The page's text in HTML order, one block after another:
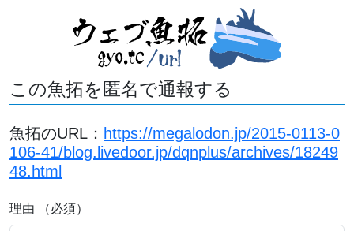
この魚拓を匿名で通報する
魚拓のURL： https://megalodon.jp/2015-0113-0
106-41/blog.livedoor.jp/dqnplus/archives/18249
48.html
理由 （必須）